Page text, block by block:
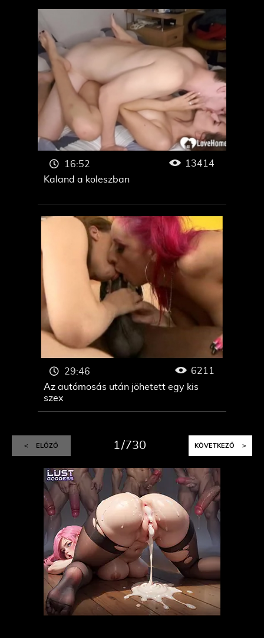
Kaland a koleszban
16:52 13414
Az autómosás után jöhetett egy kis
szex
29:46 6211
< ELŐZŐ 1 730 KÖVETKEZŐ >